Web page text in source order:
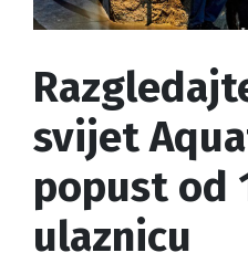
svijet
popust od
ulaznicu